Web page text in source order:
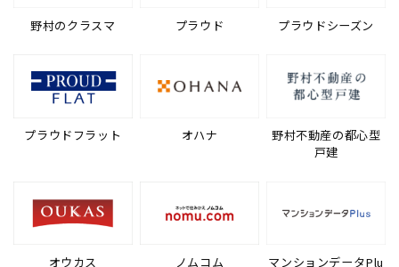
野村のクラスマ プラウド プラウドシーズン
プラウドフラット オハナ
野村不動産の都心型
戸建
オウカス ノムコム
マンションデータPlu